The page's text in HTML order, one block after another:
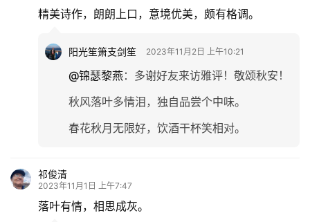
精美诗作，朗朗上口，意境优美，颇有格调。
阳光笙箫支剑笙 2023年11月2日 上午10:21
@锦瑟黎燕： 多谢好友来访雅评！敬颂秋安！
秋风落叶多情泪，独自品尝个中味。
春花秋月无限好，饮酒干杯笑相对。
祁俊清
2023年11月1日 上午7:47
落叶有情，相思成灰。